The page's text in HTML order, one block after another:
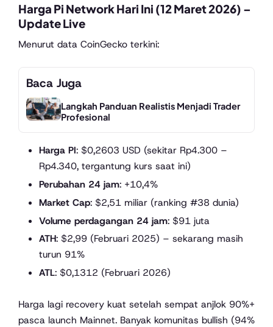
Harga Pi Network Hari Ini (12 Maret 2026) –
Update Live
Menurut data CoinGecko terkini:
Baca Juga
Langkah Panduan Realistis Menjadi Trader
Profesional
Harga PI: $0,2603 USD (sekitar Rp4.300 –
Rp4.340, tergantung kurs saat ini)
Perubahan 24 jam: +10,4%
Market Cap: $2,51 miliar (ranking #38 dunia)
Volume perdagangan 24 jam: $91 juta
ATH: $2,99 (Februari 2025) – sekarang masih
turun 91%
ATL: $0,1312 (Februari 2026)
Harga lagi recovery kuat setelah sempat anjlok 90%+
pasca launch Mainnet. Banyak komunitas bullish (94%